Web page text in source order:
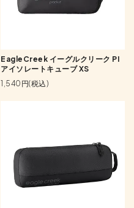
EagleCreek イーグルクリーク PI
アイソレートキューブ XS
1,540円(税込)